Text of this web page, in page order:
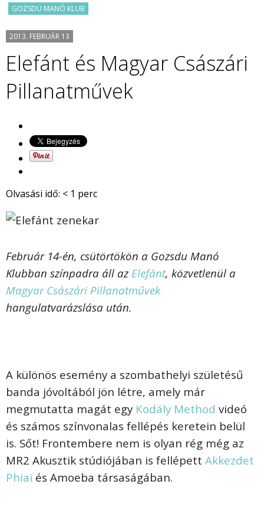
GOZSDU MANÓ KLUB
2013. FEBRUÁR 13
Elefánt és Magyar Császári
Pillanatművek
Olvasási idő: < 1 perc
Február 14-én, csütörtökön a Gozsdu Manó
Klubban színpadra áll az Elefánt, közvetlenül a
Magyar Császári Pillanatművek
hangulatvarázslása után.
A különös esemény a szombathelyi születésű
banda jóvoltából jön létre, amely már
megmutatta magát egy Kodály Method videó
és számos színvonalas fellépés keretein belül
is. Sőt! Frontembere nem is olyan rég még az
MR2 Akusztik stúdiójában is fellépett Akkezdet
Phiai és Amoeba társaságában.